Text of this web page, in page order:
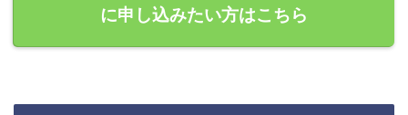
に申し込みたい方はこちら